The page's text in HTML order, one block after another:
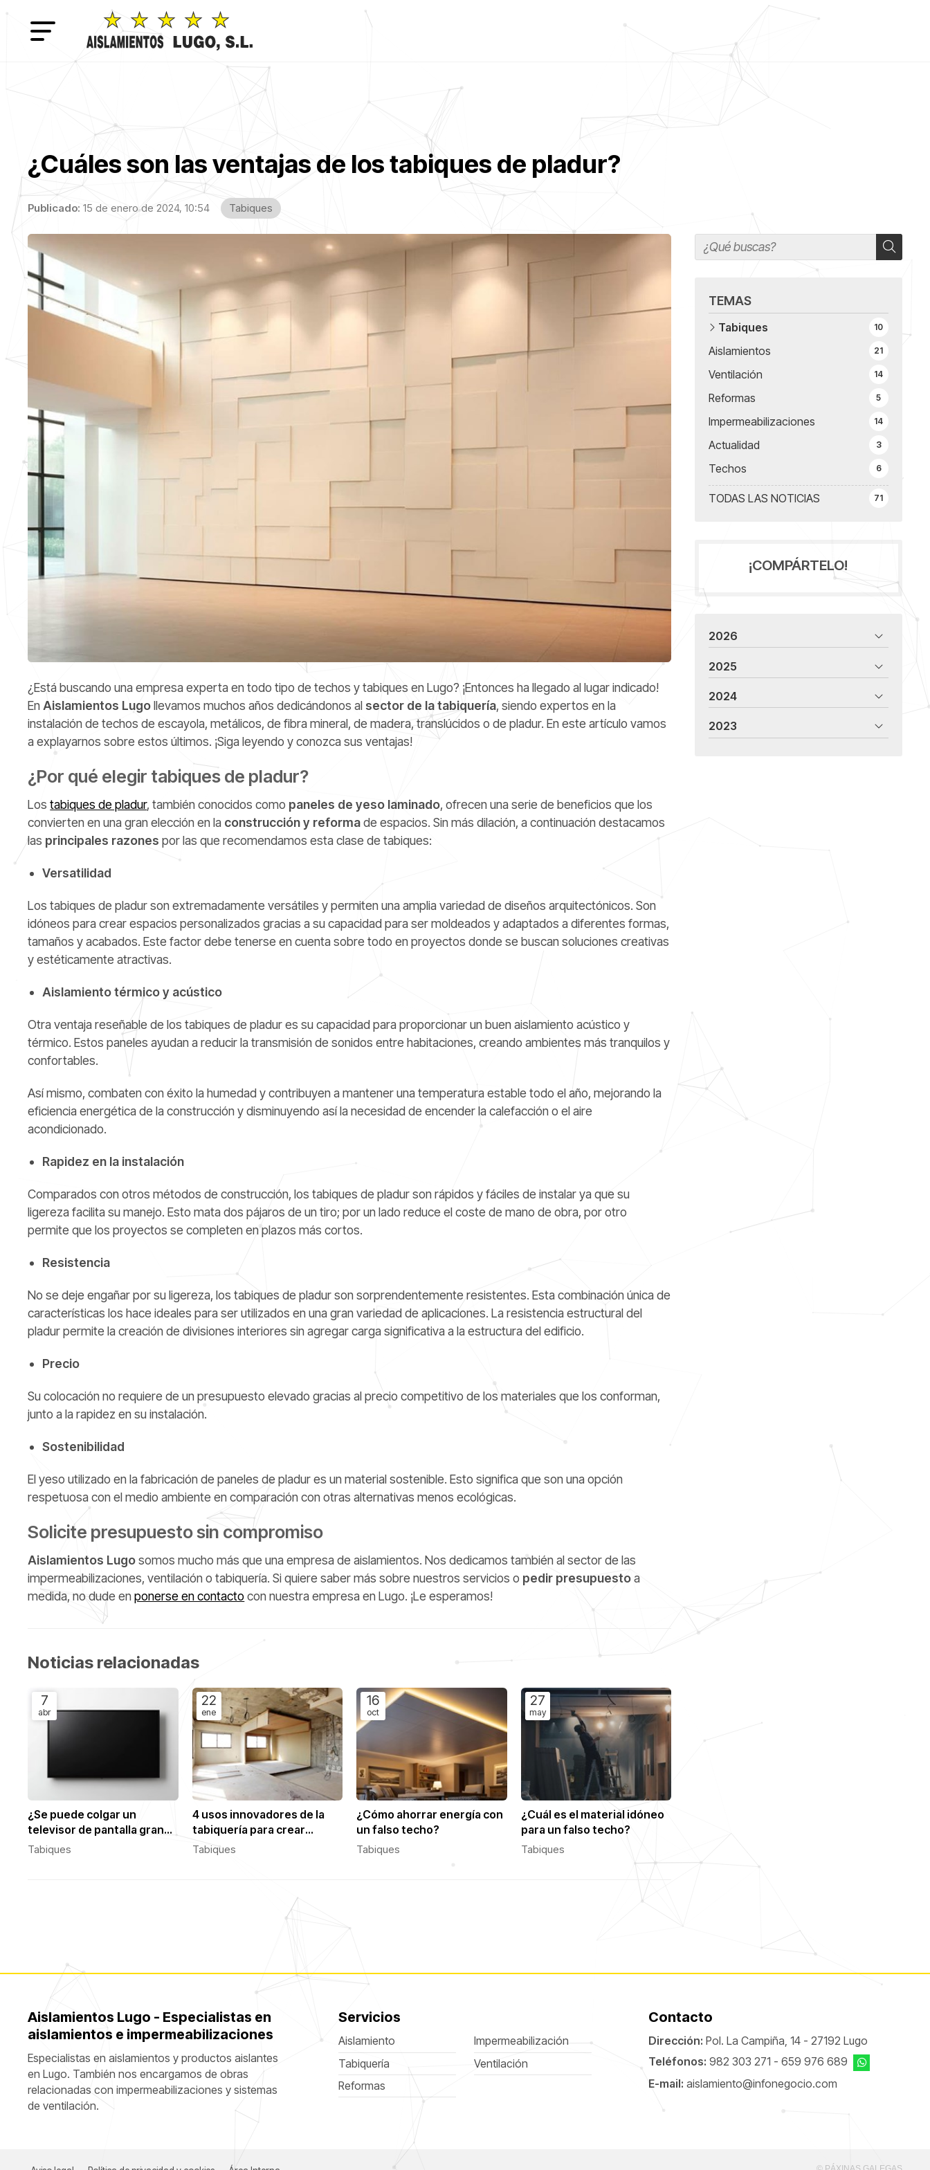
¿Cuáles son las ventajas de los tabiques de pladur?
Publicado: 15 de enero de 2024, 10:54 Tabiques
TEMAS
TODAS LAS NOTICIAS 71
Tabiques 10
Aislamientos 21
Ventilación 14
Reformas 5
Impermeabilizaciones 14
Actualidad 3
Techos 6
¿Está buscando una empresa experta en todo tipo de techos y tabiques en Lugo? ¡Entonces ha llegado al lugar indicado!
EnAislamientos Lugollevamos muchos años dedicándonos al sector de la tabiquería, siendo expertos en la
instalación de techos de escayola, metálicos, de fibra mineral, de madera, translúcidos o de pladur. En este artículo vamos
a explayarnos sobre estos últimos. ¡Siga leyendo y conozca sus ventajas!
¿Por qué elegir tabiques de pladur?
Lostabiques de pladur, también conocidos como paneles de yeso laminado, ofrecen una serie de beneficios que los
convierten en una gran elección en la construcción y reformade espacios. Sin más dilación, a continuación destacamos
las principales razones por las que recomendamos esta clase de tabiques:
Versatilidad
Los tabiques de pladur son extremadamente versátiles y permiten una amplia variedad de diseños arquitectónicos. Son
idóneos para crear espacios personalizados gracias a su capacidad para ser moldeados y adaptados a diferentes formas,
tamaños y acabados. Este factor debe tenerse en cuenta sobre todo en proyectos donde se buscan soluciones creativas
y estéticamente atractivas.
Aislamiento térmico y acústico
Otra ventaja reseñable de los tabiques de pladur es su capacidad para proporcionar un buen aislamiento acústico y
térmico. Estos paneles ayudan a reducir la transmisión de sonidos entre habitaciones, creando ambientes más tranquilos y
confortables.
Así mismo, combaten con éxito la humedad y contribuyen a mantener una temperatura estable todo el año, mejorando la
eficiencia energética de la construcción y disminuyendo así la necesidad de encender la calefacción o el aire
acondicionado.
Rapidez en la instalación
Comparados con otros métodos de construcción, los tabiques de pladur son rápidos y fáciles de instalar ya que su
ligereza facilita su manejo. Esto mata dos pájaros de un tiro; por un lado reduce el coste de mano de obra, por otro
permite que los proyectos se completen en plazos más cortos.
Resistencia
No se deje engañar por su ligereza, los tabiques de pladur son sorprendentemente resistentes. Esta combinación única de
características los hace ideales para ser utilizados en una gran variedad de aplicaciones. La resistencia estructural del
pladur permite la creación de divisiones interiores sin agregar carga significativa a la estructura del edificio.
Precio
Su colocación no requiere de un presupuesto elevado gracias al precio competitivo de los materiales que los conforman,
junto a la rapidez en su instalación.
Sostenibilidad
El yeso utilizado en la fabricación de paneles de pladur es un material sostenible. Esto significa que son una opción
respetuosa con el medio ambiente en comparación con otras alternativas menos ecológicas.
Solicite presupuesto sin compromiso
Aislamientos Lugosomos mucho más que una empresa de aislamientos. Nos dedicamos también al sector de las
impermeabilizaciones, ventilación o tabiquería. Si quiere saber más sobre nuestros servicios o pedir presupuestoa
medida, no dude enponerse en contacto con nuestra empresa en Lugo. ¡Le esperamos!
Noticias relacionadas
7
abr
¿Se puede colgar un
televisor de pantalla grande
en una pared de pladur®?
Tabiques
22
ene
4 usos innovadores de la
tabiquería para crear
espacios de
Tabiques
16
oct
¿Cómo ahorrar energía con
un falso techo?
Tabiques
27
may
¿Cuál es el material idóneo
para un falso techo?
Tabiques
¡COMPÁRTELO!
2026
2025
2024
2023
Aislamientos Lugo - Especialistas en
aislamientos e impermeabilizaciones
Especialistas en aislamientos y productos aislantes
en Lugo. También nos encargamos de obras
relacionadas con impermeabilizaciones y sistemas
de ventilación.
Servicios
Aislamiento
Impermeabilización
Tabiquería
Ventilación
Reformas
Contacto
Dirección: Pol. La Campiña, 14 - 27192 Lugo
Teléfonos: 982 303 271 - 659 976 689
E-mail: aislamiento@infonegocio.com